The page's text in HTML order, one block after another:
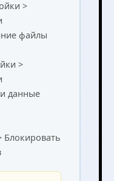
>
файлы
>
данные
Блокировать